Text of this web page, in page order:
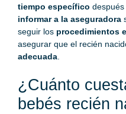
tiempo específico
informar a la aseguradora
seguir los procedimientos
asegurar que el recién
adecuada
¿Cuánto
bebés recién